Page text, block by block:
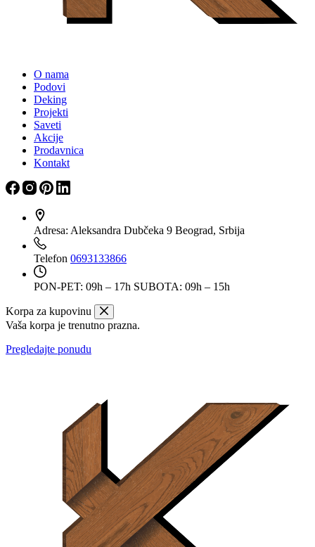
O nama
Podovi
Deking
Projekti
Saveti
Akcije
Prodavnica
Kontakt
Adresa: Aleksandra Dubčeka 9 Beograd, Srbija
Telefon 0693133866
PON-PET: 09h – 17h SUBOTA: 09h – 15h
Korpa za kupovinu
Vaša korpa je trenutno prazna.
Pregledajte ponudu